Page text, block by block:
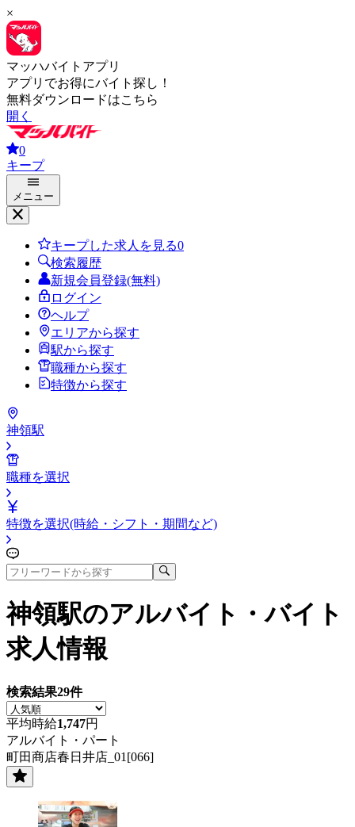
×
マッハバイトアプリ
アプリでお得にバイト探し！
無料ダウンロードはこちら
開く
0
キープ
メニュー
キープした求人を見る0
検索履歴
新規会員登録(無料)
ログイン
ヘルプ
エリアから探す
駅から探す
職種から探す
特徴から探す
神領駅
職種を選択
特徴を選択(時給・シフト・期間など)
神領駅のアルバイト・バイト
求人情報
検索結果29件
平均時給1,747円
アルバイト・パート
町田商店春日井店_01[066]